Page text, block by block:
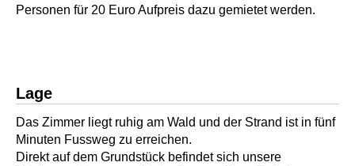
Personen für 20 Euro Aufpreis dazu gemietet werden.
Lage
Das Zimmer liegt ruhig am Wald und der Strand ist in fünf
Minuten Fussweg zu erreichen.
Direkt auf dem Grundstück befindet sich unsere